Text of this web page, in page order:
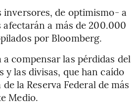
inversores, de optimismo- a
a más de 200.000
por Bloomberg.
compensar las pérdidas del
y las divisas, que han caído
la Reserva Federal de más
Medio.